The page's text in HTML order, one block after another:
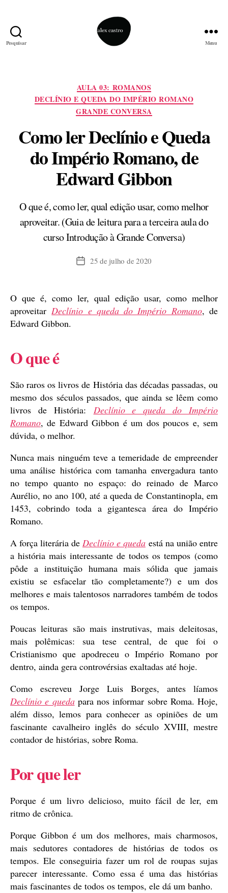
Pesquisar Menu
Categorias
AULA 03: ROMANOS
DECLÍNIO E QUEDA DO IMPÉRIO ROMANO
GRANDE CONVERSA
Como ler Declínio e Queda
do Império Romano, de
Edward Gibbon
O que é, como ler, qual edição usar, como melhor
aproveitar. (Guia de leitura para a terceira aula do
curso Introdução à Grande Conversa)
Data25 de julho de 2020
O que é, como ler, qual edição usar, como melhor
aproveitarDeclínio e queda do Império Romano, de
Edward Gibbon.
O que é
São raros os livros de História das décadas passadas, ou
mesmo dos séculos passados, que ainda se lêem como
livros de História: Declínio e queda do Império
Romano, de Edward Gibbon é um dos poucos e, sem
dúvida, o melhor.
Nunca mais ninguém teve a temeridade de empreender
uma análise histórica com tamanha envergadura tanto
no tempo quanto no espaço: do reinado de Marco
Aurélio, no ano 100, até a queda de Constantinopla, em
1453, cobrindo toda a gigantesca área do Império
Romano.
A força literária de Declínio e queda está na união entre
a história mais interessante de todos os tempos (como
pôde a instituição humana mais sólida que jamais
existiu se esfacelar tão completamente?) e um dos
melhores e mais talentosos narradores também de todos
os tempos.
Poucas leituras são mais instrutivas, mais deleitosas,
mais polêmicas: sua tese central, de que foi o
Cristianismo que apodreceu o Império Romano por
dentro, ainda gera controvérsias exaltadas até hoje.
Como escreveu Jorge Luis Borges, antes líamos
Declínio e quedapara nos informar sobre Roma. Hoje,
além disso, lemos para conhecer as opiniões de um
fascinante cavalheiro inglês do século XVIII, mestre
contador de histórias, sobre Roma.
Por que ler
Porque é um livro delicioso, muito fácil de ler, em
ritmo de crônica.
Porque Gibbon é um dos melhores, mais charmosos,
mais sedutores contadores de histórias de todos os
tempos. Ele conseguiria fazer um rol de roupas sujas
parecer interessante. Como essa é uma das histórias
mais fascinantes de todos os tempos, ele dá um banho.